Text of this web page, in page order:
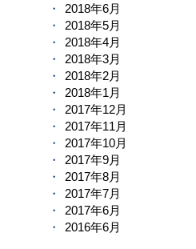
2018年6月
2018年5月
2018年4月
2018年3月
2018年2月
2018年1月
2017年12月
2017年11月
2017年10月
2017年9月
2017年8月
2017年7月
2017年6月
2016年6月